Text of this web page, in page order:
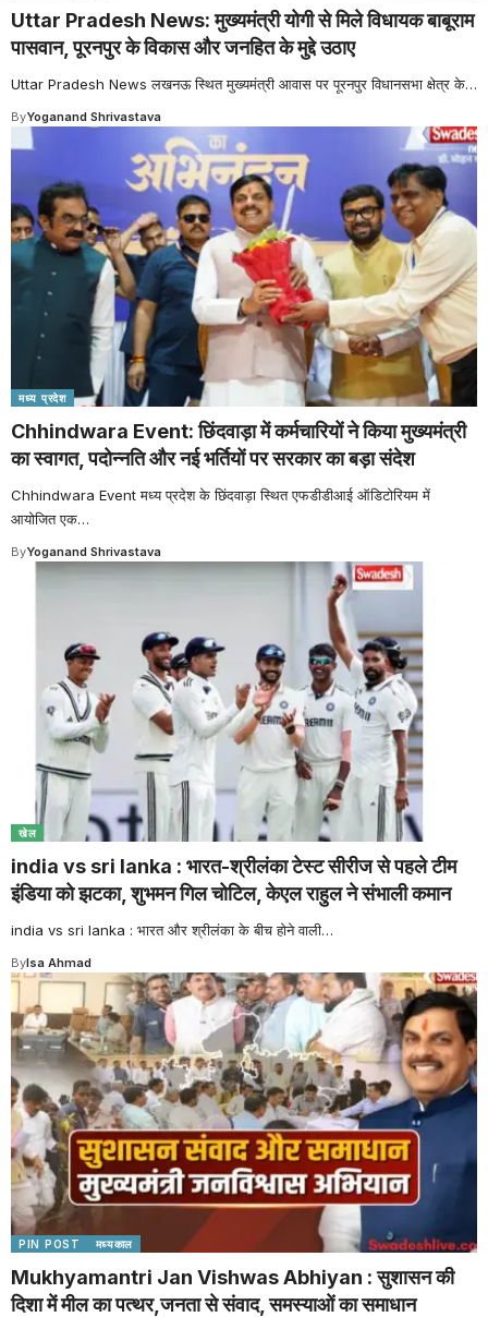
Uttar Pradesh News: मुख्यमंत्री योगी से मिले विधायक बाबूराम
पासवान, पूरनपुर के विकास और जनहित के मुद्दे उठाए
Uttar Pradesh News लखनऊ स्थित मुख्यमंत्री आवास पर पूरनपुर विधानसभा क्षेत्र के…
ByYoganand Shrivastava
मध्य प्रदेश
Chhindwara Event: छिंदवाड़ा में कर्मचारियों ने किया मुख्यमंत्री
का स्वागत, पदोन्नति और नई भर्तियों पर सरकार का बड़ा संदेश
Chhindwara Event मध्य प्रदेश के छिंदवाड़ा स्थित एफडीडीआई ऑडिटोरियम में
आयोजित एक…
ByYoganand Shrivastava
खेल
india vs sri lanka : भारत-श्रीलंका टेस्ट सीरीज से पहले टीम
इंडिया को झटका, शुभमन गिल चोटिल, केएल राहुल ने संभाली कमान
india vs sri lanka : भारत और श्रीलंका के बीच होने वाली…
ByIsa Ahmad
PIN POST मध्यकाल
Mukhyamantri Jan Vishwas Abhiyan : सुशासन की
दिशा में मील का पत्थर,जनता से संवाद, समस्याओं का समाधान